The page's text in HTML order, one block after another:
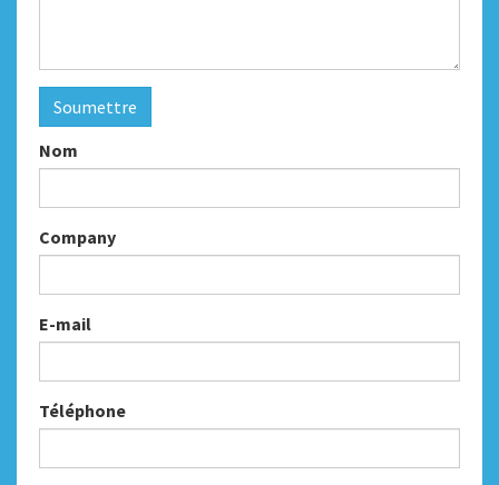
Soumettre
Nom
Company
E-mail
Téléphone